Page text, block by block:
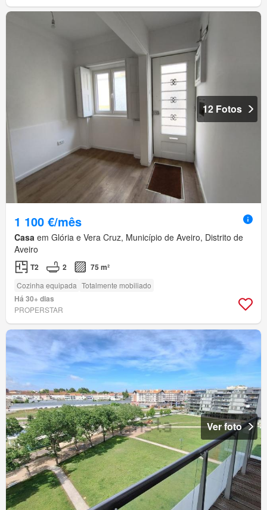
12 Fotos
1 100 €/mês
Casa em Glória e Vera Cruz, Município de Aveiro, Distrito de
Aveiro
T2 2 75 m²
Cozinha equipada Totalmente mobiliado
Há 30+ dias
PROPERSTAR
Ver foto